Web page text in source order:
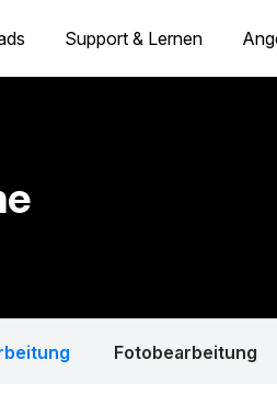
Support & Lernen
Fotobearbeitung